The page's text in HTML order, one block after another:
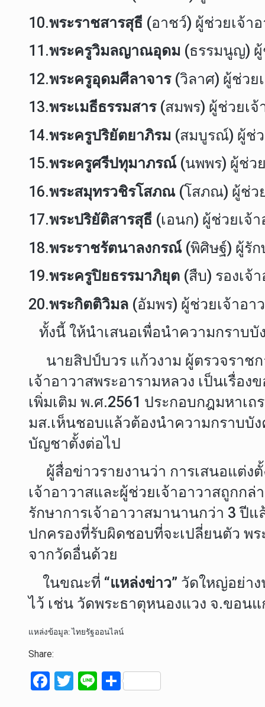
10.พระราชสารสุธี (อาชว์) ผู้ช่วยเจ้า
11.พระครูวิมลญาณอุดม (ธรรมนูญ)
12.พระครูอุดมศีลาจาร(วิลาศ) ผู้ช่วย
13.พระเมธีธรรมสาร(สมพร) ผู้ช่วยเจ้
14.พระครูปริยัตยาภิรม (สมบูรณ์) ผู้ช่
15.พระครูศรีปทุมาภรณ์(นพพร) ผู้ช่ว
16.พระสมุทรวชิรโสภณ(โสภณ) ผู้ช่ว
17.พระปริยัติสารสุธี (เอนก) ผู้ช่วยเจ้
18.พระราชรัตนาลงกรณ์(พิศิษฐ์) ผู้รัก
19.พระครูปิยธรรมาภิยุต (สืบ) รองเจ้
20.พระกิตติวิมล (อัมพร) ผู้ช่วยเจ้าอา
ทั้งนี้ ให้นำเสนอเพื่อนำความกราบ
นายสิปป์บวร แก้วงาม ผู้ตรวจราช
เจ้าอาวาสพระอารามหลวง เป็นเรื่
เพิ่มเติม พ.ศ.2561 ประกอบกฎมหาเ
มส.เห็นชอบแล้วต้องนำความกราบบั
บัญชาตั้งต่อไป
ผู้สื่อข่าวรายงานว่า การเสนอแต่ง
เจ้าอาวาสและผู้ช่วยเจ้าอาวาสถูกก
รักษาการเจ้าอาวาสมานานกว่า 3 ปี
ปกครองที่รับผิดชอบที่จะเปลี่ยนตัว พร
จากวัดอื่นด้วย
ในขณะที่ “แหล่งข่าว” วัดใหญ่อย่า
ไว้ เช่น วัดพระธาตุหนองแวง จ.ขอน
แหล่งข้อมูล: ไทยรัฐออนไลน์
Share:
F
T
Li S